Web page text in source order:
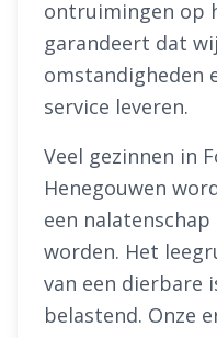
ontruimingen op
garandeert dat
omstandigheden
service leveren.
Veel gezinnen in
Henegouwen
een
worden. Het
van een dierbare
belastend. Onze